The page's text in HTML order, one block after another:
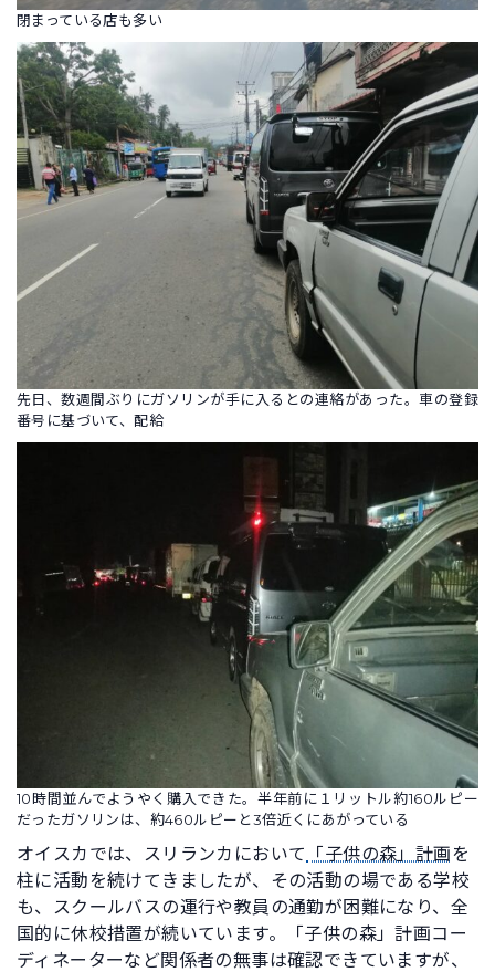
閉まっている店も多い
先日、数週間ぶりにガソリンが手に入るとの連絡があった。車の登録
番号に基づいて、配給
10時間並んでようやく購入できた。半年前に１リットル約160ルピー
だったガソリンは、約460ルピーと3倍近くにあがっている
オイスカでは、スリランカにおいて 「子供の森」計画を
柱に活動を続けてきましたが、その活動の場である学校
も、スクールバスの運行や教員の通勤が困難になり、全
国的に休校措置が続いています。「子供の森」計画コー
ディネーターなど関係者の無事は確認できていますが、